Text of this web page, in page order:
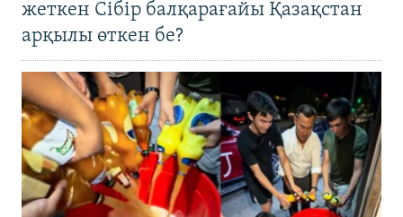
жеткен Сібір балқарағайы Қазақстан
арқылы өткен бе?